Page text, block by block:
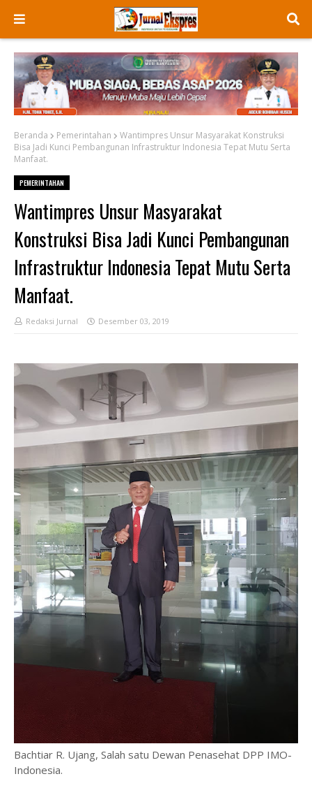
Beranda Pemerintahan
Wantimpres Unsur Masyarakat Konstruksi
Bisa Jadi Kunci Pembangunan Infrastruktur Indonesia Tepat Mutu Serta
Manfaat.
PEMERINTAHAN
Wantimpres Unsur Masyarakat
Konstruksi Bisa Jadi Kunci Pembangunan
Infrastruktur Indonesia Tepat Mutu Serta
Manfaat.
Redaksi Jurnal Desember 03, 2019
Bachtiar R. Ujang, Salah satu Dewan Penasehat DPP IMO-
Indonesia.